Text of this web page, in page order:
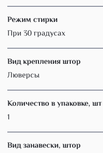
Режим стирки
При 30 градусах
Вид крепления штор
Люверсы
Количество в упаковке, шт
1
Вид занавески, штор